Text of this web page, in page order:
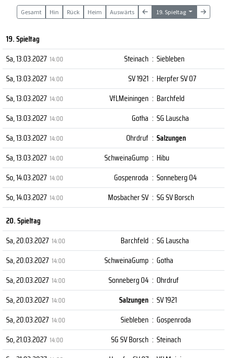
Gesamt Hin Rück Heim Auswärts 19. Spieltag
19. Spieltag
Sa, 13.03.2027 14:00 Steinach : Siebleben
Sa, 13.03.2027 14:00 SV 1921 : Herpfer SV 07
Sa, 13.03.2027 14:00 VfLMeiningen : Barchfeld
Sa, 13.03.2027 14:00 Gotha : SG Lauscha
Sa, 13.03.2027 14:00 Ohrdruf : Salzungen
Sa, 13.03.2027 14:00 SchweinaGump : Hibu
So, 14.03.2027 14:00 Gospenroda : Sonneberg 04
So, 14.03.2027 14:00 Mosbacher SV : SG SV Borsch
20. Spieltag
Sa, 20.03.2027 14:00 Barchfeld : SG Lauscha
Sa, 20.03.2027 14:00 SchweinaGump : Gotha
Sa, 20.03.2027 14:00 Sonneberg 04 : Ohrdruf
Sa, 20.03.2027 14:00 Salzungen : SV 1921
Sa, 20.03.2027 14:00 Siebleben : Gospenroda
So, 21.03.2027 14:00 SG SV Borsch : Steinach